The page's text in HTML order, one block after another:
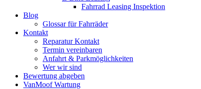
Fahrrad Leasing Inspektion
Blog
Glossar für Fahrräder
Kontakt
Reparatur Kontakt
Termin vereinbaren
Anfahrt & Parkmöglichkeiten
Wer wir sind
Bewertung abgeben
VanMoof Wartung